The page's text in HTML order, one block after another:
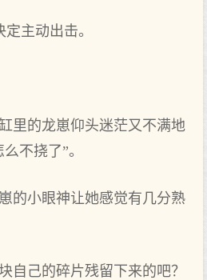
主动出击。
里的龙崽仰头迷茫又不满地
不挠了”。
的小眼神让她感觉有几分熟
自己的碎片残留下来的吧？